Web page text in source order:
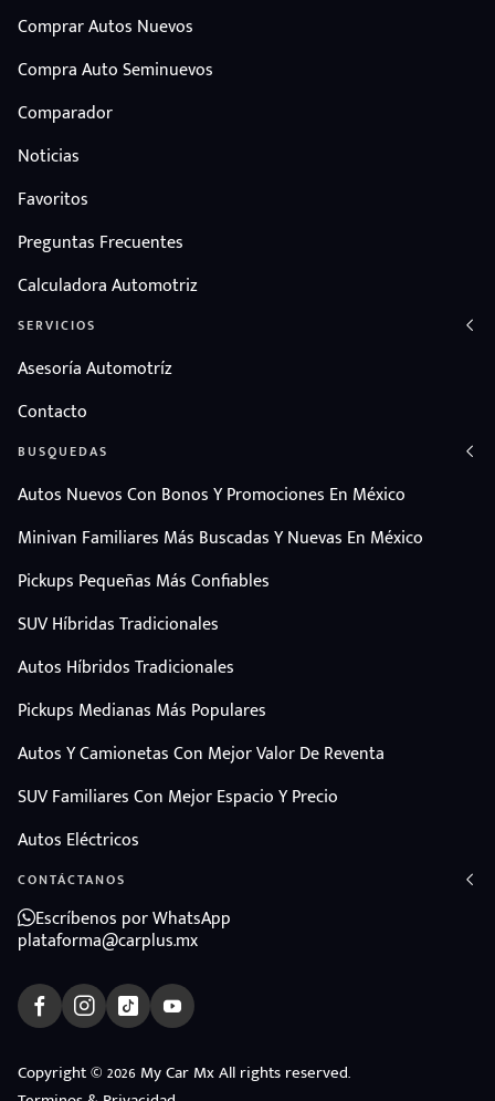
Comprar Autos Nuevos
Compra Auto Seminuevos
Comparador
Noticias
Favoritos
Preguntas Frecuentes
Calculadora Automotriz
SERVICIOS
Asesoría Automotríz
Contacto
BUSQUEDAS
Autos Nuevos Con Bonos Y Promociones En México
Minivan Familiares Más Buscadas Y Nuevas En México
Pickups Pequeñas Más Confiables
SUV Híbridas Tradicionales
Autos Híbridos Tradicionales
Pickups Medianas Más Populares
Autos Y Camionetas Con Mejor Valor De Reventa
SUV Familiares Con Mejor Espacio Y Precio
Autos Eléctricos
CONTÁCTANOS
Escríbenos por WhatsApp
plataforma@carplus.mx
Copyright © 2026 My Car Mx All rights reserved.